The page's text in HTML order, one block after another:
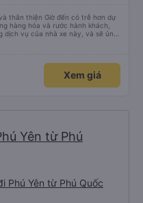
thân thiện Giờ đến có trễ hơn dự
hàng hóa và rước hành khách,
vụ của nhà xe này, và sẽ ủng
vụ của nhà xe này
Xem giá
Yên từ Phú
Phú Yên từ Phú Quốc